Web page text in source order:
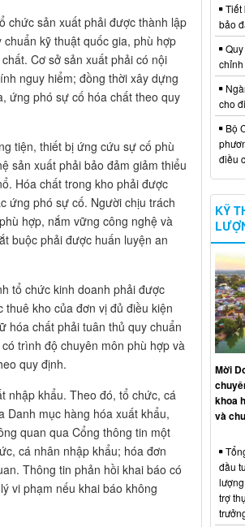
chức sản xuất phải được thành lập
kỹ thuật quốc gia, phù hợp
Cơ sở sản xuất phải có nội
nguy hiểm; đồng thời xây dựng
ứng phó sự cố hóa chất theo quy
tiện, thiết bị ứng cứu sự cố phù
sản xuất phải bảo đảm giảm thiểu
Hóa chất trong kho phải được
ứng phó sự cố. Người chịu trách
hợp, nắm vững công nghệ và
buộc phải được huấn luyện an
tổ chức kinh doanh phải được
kho của đơn vị đủ điều kiện
hóa chất phải tuân thủ quy chuẩn
trình độ chuyên môn phù hợp và
quy định.
nhập khẩu. Theo đó, tổ chức, cá
Danh mục hàng hóa xuất khẩu,
quan qua Cổng thông tin một
cá nhân nhập khẩu; hóa đơn
Thông tin phản hồi khai báo có
vi phạm nếu khai báo không
Tiết
bảo
Quy
cho
Bộ
điều
KỸ
Mời
khoa
và
đầu
trợ